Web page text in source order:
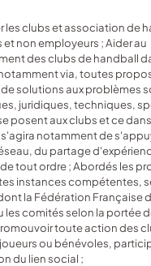
non employeurs ; Aider au
des clubs de handball
via, toutes
solutions aux problèmes
juridiques, techniques,
posent aux clubs et ce
notamment de
du partage
tout ordre ; Abordés les
instances compétentes,
la Fédération Française
les comités selon la portée
toute action des
ou bénévoles,
du lien social ;